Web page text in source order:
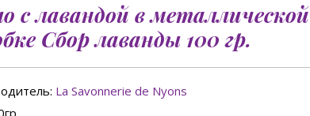
с лавандой в металлической
Сбор лаванды 100 гр.
La Savonnerie de Nyons